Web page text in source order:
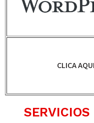
CLICA AQUI
SERVICIOS